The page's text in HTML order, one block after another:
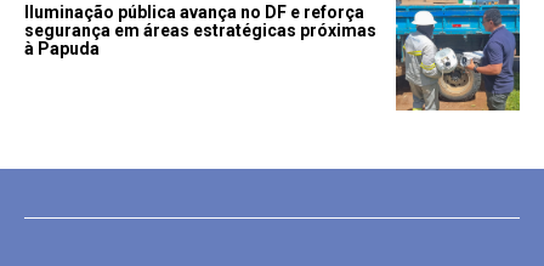
Iluminação pública avança no DF e reforça
segurança em áreas estratégicas próximas
à Papuda